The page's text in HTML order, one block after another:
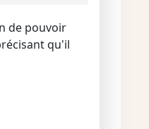
de pouvoir
qu'il